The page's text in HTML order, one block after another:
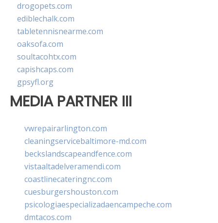
drogopets.com
ediblechalk.com
tabletennisnearme.com
oaksofa.com
soultacohtx.com
capishcaps.com
gpsyfl.org
MEDIA PARTNER III
vwrepairarlington.com
cleaningservicebaltimore-md.com
beckslandscapeandfence.com
vistaaltadelveramendi.com
coastlinecateringnc.com
cuesburgershouston.com
psicologiaespecializadaencampeche.com
dmtacos.com